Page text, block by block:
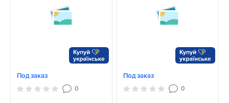
Под заказ
0
Под заказ
0